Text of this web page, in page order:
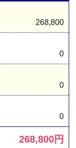
268,800
0
0
0
268,800円